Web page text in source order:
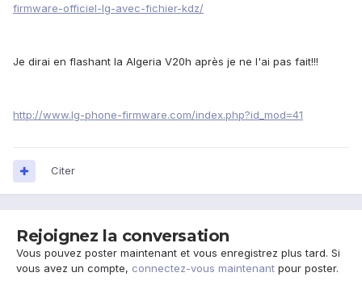
firmware-officiel-lg-avec-fichier-kdz/
Je dirai en flashant la Algeria V20h après je ne l'ai pas fait!!!
http://www.lg-phone-firmware.com/index.php?id_mod=41
Citer
Rejoignez la conversation
Vous pouvez poster maintenant et vous enregistrez plus tard. Si
vous avez un compte, connectez-vous maintenant pour poster.